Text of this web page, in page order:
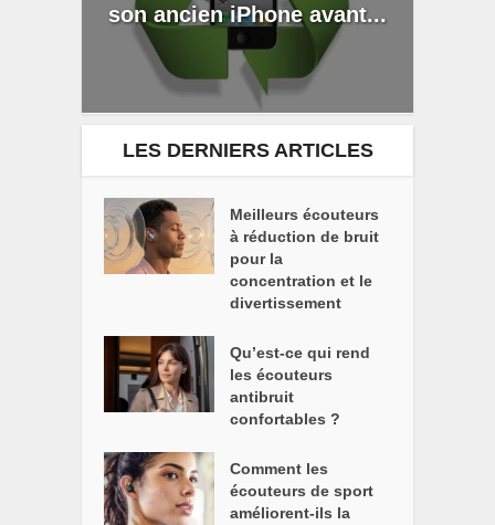
son ancien iPhone avant...
LES DERNIERS ARTICLES
Meilleurs écouteurs
à réduction de bruit
pour la
concentration et le
divertissement
Qu’est-ce qui rend
les écouteurs
antibruit
confortables ?
Comment les
écouteurs de sport
améliorent-ils la